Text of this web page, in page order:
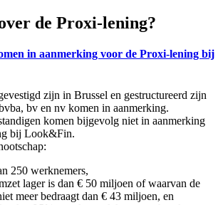
de Proxi-lening?
in aanmerking voor de Proxi-lening bij
zijn in Brussel en gestructureerd zijn
bv en nv komen in aanmerking.
komen bijgevolg niet in aanmerking
bij Look&Fin.
250 werknemers,
lager is dan € 50 miljoen of waarvan de
meer bedraagt dan € 43 miljoen, en